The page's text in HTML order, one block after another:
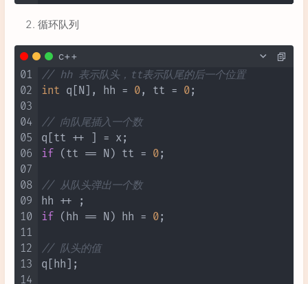
循环队列
c++
01
02
03
04
05
06
07
08
09
10
11
12
13
14
// hh 表示队头，tt表示队尾的后一个位置
int q[N], hh = 0, tt = 0;
// 向队尾插入一个数
if (tt == N) tt = 0;
// 从队头弹出一个数
if (hh == N) hh = 0;
// 队头的值
q[hh];